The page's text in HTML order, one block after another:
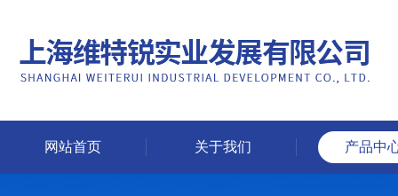
网站首页 关于我们 产品中